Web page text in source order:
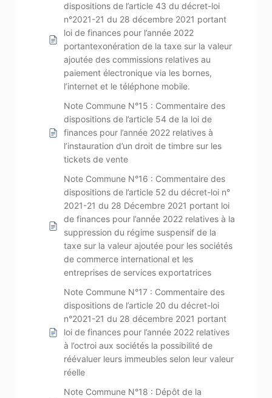
dispositions de l’article 43 du décret-loi
n°2021-21 du 28 décembre 2021 portant
loi de finances pour l’année 2022
portantexonération de la taxe sur la valeur
ajoutée des commissions relatives au
paiement électronique via les bornes,
l’internet et le téléphone mobile.
Note Commune N°15 : Commentaire des
dispositions de l’article 54 de la loi de
finances pour l’année 2022 relatives à
l’instauration d’un droit de timbre sur les
tickets de vente
Note Commune N°16 : Commentaire des
dispositions de l’article 52 du décret-loi n°
2021-21 du 28 Décembre 2021 portant loi
de finances pour l’année 2022 relatives à la
suppression du régime suspensif de la
taxe sur la valeur ajoutée pour les sociétés
de commerce international et les
entreprises de services exportatrices
Note Commune N°17 : Commentaire des
dispositions de l’article 20 du décret-loi
n°2021-21 du 28 décembre 2021 portant
loi de finances pour l’année 2022 relatives
à l’octroi aux sociétés la possibilité de
réévaluer leurs immeubles selon leur valeur
réelle
Note Commune N°18 : Dépôt de la